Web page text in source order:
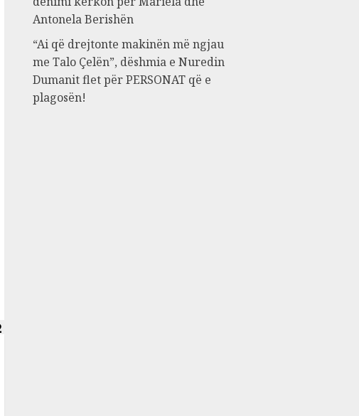
Antonela Berishën
“Ai që drejtonte makinën më ngjau
me Talo Çelën”, dëshmia e Nuredin
Dumanit flet për PERSONAT që e
plagosën!